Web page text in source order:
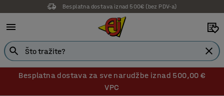
Besplatna dostava iznad 500€ (bez PDV-a)
Besplatna dostava za sve narudžbe iznad 500,00 €
VPC